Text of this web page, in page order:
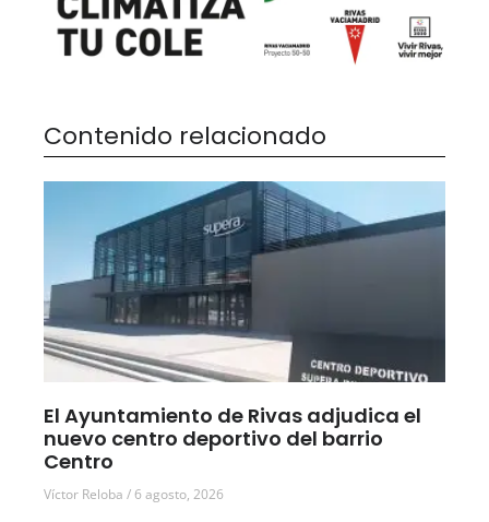
Contenido relacionado
El Ayuntamiento de Rivas adjudica el
nuevo centro deportivo del barrio
Centro
Víctor Reloba 6 agosto, 2026